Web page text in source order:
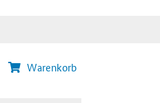
Warenkorb